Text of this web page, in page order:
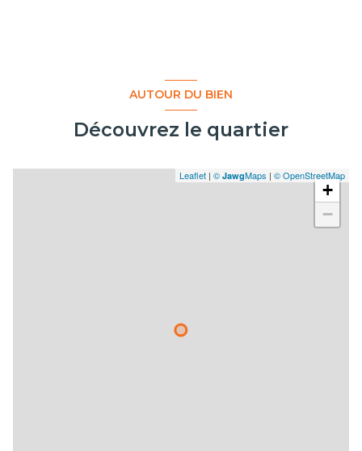
AUTOUR DU BIEN
Découvrez le quartier
+
−
Leaflet | © JawgMaps | © OpenStreetMap